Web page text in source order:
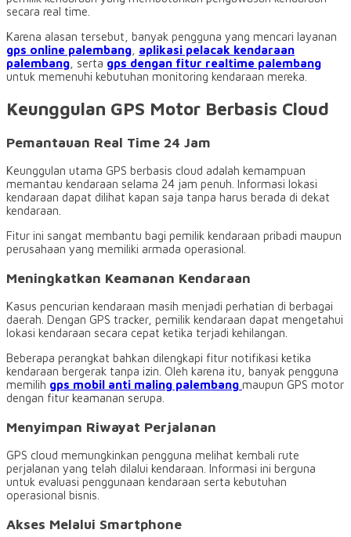
secara real time.
Karena alasan tersebut, banyak pengguna yang mencari layanan
gps online palembang aplikasi pelacak kendaraan
palembang , serta gps dengan fitur realtime palembang
untuk memenuhi kebutuhan monitoring kendaraan mereka.
Keunggulan GPS Motor Berbasis Cloud
Pemantauan Real Time 24 Jam
Keunggulan utama GPS berbasis cloud adalah kemampuan
memantau kendaraan selama 24 jam penuh. Informasi lokasi
kendaraan dapat dilihat kapan saja tanpa harus berada di dekat
kendaraan.
Fitur ini sangat membantu bagi pemilik kendaraan pribadi maupun
perusahaan yang memiliki armada operasional.
Meningkatkan Keamanan Kendaraan
Kasus pencurian kendaraan masih menjadi perhatian di berbagai
daerah. Dengan GPS tracker, pemilik kendaraan dapat mengetahui
lokasi kendaraan secara cepat ketika terjadi kehilangan.
Beberapa perangkat bahkan dilengkapi fitur notifikasi ketika
kendaraan bergerak tanpa izin. Oleh karena itu, banyak pengguna
memilih gps mobil anti maling palembang maupun GPS motor
dengan fitur keamanan serupa.
Menyimpan Riwayat Perjalanan
GPS cloud memungkinkan pengguna melihat kembali rute
perjalanan yang telah dilalui kendaraan. Informasi ini berguna
untuk evaluasi penggunaan kendaraan serta kebutuhan
operasional bisnis.
Akses Melalui Smartphone